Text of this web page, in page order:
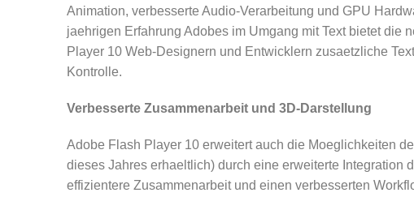
Animation, verbesserte Audio-Verarbeitung und GPU
jaehrigen Erfahrung Adobes im Umgang mit Text bietet die
Player 10 Web-Designern und Entwicklern zusaetzliche
Kontrolle.
Verbesserte Zusammenarbeit und 3D-Darstellung
Adobe Flash Player 10 erweitert auch die Moeglichkeiten
dieses Jahres erhaeltlich) durch eine erweiterte Integration
effizientere Zusammenarbeit und einen verbesserten